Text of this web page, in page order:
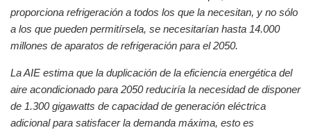
proporciona refrigeración a todos los que la necesitan, y no sólo
a los que pueden permitírsela, se necesitarían hasta 14.000
millones de aparatos de refrigeración para el 2050.
La AIE estima que la duplicación de la eficiencia energética del
aire acondicionado para 2050 reduciría la necesidad de disponer
de 1.300 gigawatts de capacidad de generación eléctrica
adicional para satisfacer la demanda máxima, esto es